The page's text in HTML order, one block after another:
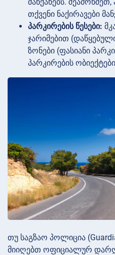
მანქანებს.
თქვენი ნაქირავები
პარკირების წესები:
ჯარიმებით
ზონები (ფასიანი
პარკირების
თუ საგზაო პოლიცია
მიიღებთ ოფიციალურ